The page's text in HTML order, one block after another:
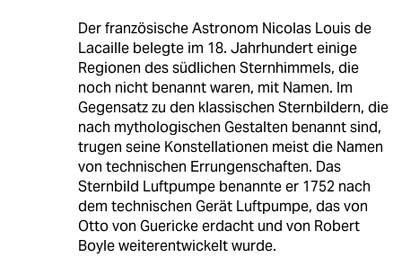
Der französische Astronom Nicolas Louis de
Lacaille belegte im 18. Jahrhundert einige
Regionen des südlichen Sternhimmels, die
noch nicht benannt waren, mit Namen. Im
Gegensatz zu den klassischen Sternbildern, die
nach mythologischen Gestalten benannt sind,
trugen seine Konstellationen meist die Namen
von technischen Errungenschaften. Das
Sternbild Luftpumpe benannte er 1752 nach
dem technischen Gerät Luftpumpe, das von
Otto von Guericke erdacht und von Robert
Boyle weiterentwickelt wurde.